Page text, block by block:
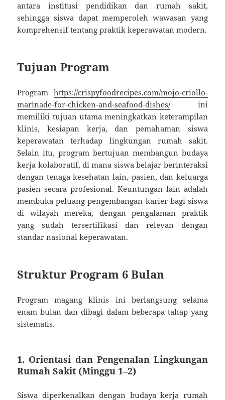
antara institusi pendidikan dan rumah sakit,
sehingga siswa dapat memperoleh wawasan yang
komprehensif tentang praktik keperawatan modern.
Tujuan Program
Program https://crispyfoodrecipes.com/mojo-criollo-
marinade-for-chicken-and-seafood-dishes/ini
memiliki tujuan utama meningkatkan keterampilan
klinis, kesiapan kerja, dan pemahaman siswa
keperawatan terhadap lingkungan rumah sakit.
Selain itu, program bertujuan membangun budaya
kerja kolaboratif, di mana siswa belajar berinteraksi
dengan tenaga kesehatan lain, pasien, dan keluarga
pasien secara profesional. Keuntungan lain adalah
membuka peluang pengembangan karier bagi siswa
di wilayah mereka, dengan pengalaman praktik
yang sudah tersertifikasi dan relevan dengan
standar nasional keperawatan.
Struktur Program 6 Bulan
Program magang klinis ini berlangsung selama
enam bulan dan dibagi dalam beberapa tahap yang
sistematis.
1. Orientasi dan Pengenalan Lingkungan
Rumah Sakit (Minggu 1–2)
Siswa diperkenalkan dengan budaya kerja rumah